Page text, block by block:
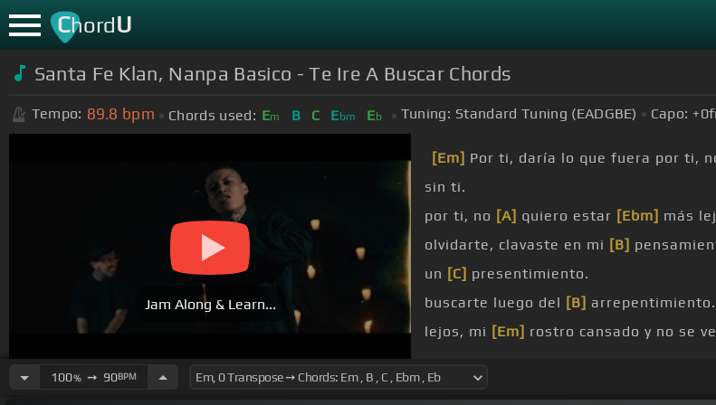
ChordU
Santa Fe Klan, Nanpa Basico - Te Ire A Buscar Chords
Tempo: 89.8 bpm Chords used: Em B C Ebm Eb Tuning: Standard Tuning (EADGBE) Capo: +0
Jam Along & Learn...
[Em] Por ti, daría lo que fuera por ti,
sin ti.
por ti, no [A] quiero estar [Ebm] más
olvidarte, clavaste en mi [B]
un [C] presentimiento.
buscarte luego del [B] arrepentimiento.
lejos, mi [Em] rostro cansado y no se
se
100%➙ 90BPM